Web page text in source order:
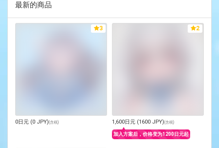
最新的商品
3
0日元 (0 JPY)(含税)
2
1,600日元 (1600 JPY)(含税)
加入方案后，价格变为1200日元起